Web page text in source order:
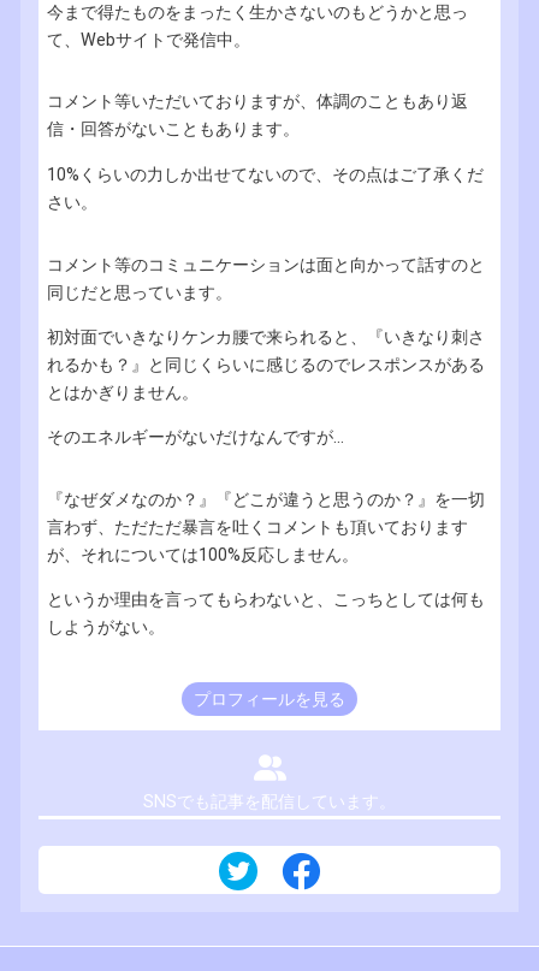
今まで得たものをまったく生かさないのもどうかと思っ
て、Webサイトで発信中。
コメント等いただいておりますが、体調のこともあり返
信・回答がないこともあります。
10%くらいの力しか出せてないので、その点はご了承くだ
さい。
コメント等のコミュニケーションは面と向かって話すのと
同じだと思っています。
初対面でいきなりケンカ腰で来られると、『いきなり刺さ
れるかも？』と同じくらいに感じるのでレスポンスがある
とはかぎりません。
そのエネルギーがないだけなんですが...
『なぜダメなのか？』『どこが違うと思うのか？』を一切
言わず、ただただ暴言を吐くコメントも頂いております
が、それについては100%反応しません。
というか理由を言ってもらわないと、こっちとしては何も
しようがない。
プロフィールを見る
SNSでも記事を配信しています。